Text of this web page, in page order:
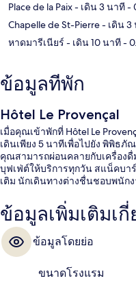
Place de la Paix- เดิน 3 นาที-
Chapelle de St-Pierre- เดิน 3
หาดมารีเนียร์ - เดิน 10 นาที-
ข้อมูลที่พัก
Hôtel Le Provençal
เมื่อคุณเข้าพักที่ Hôtel Le
เดินเพียง 5 นาทีเพื่อไปยัง พิพิธ
คุณสามารถผ่อนคลายกับเครื่อง
บุฟเฟ่ต์ให้บริการทุกวัน สแน็คบา
เติม นักเดินทางต่างชื่นชอบพนัก
ข้อมูลเพิ่มเติมเ
ข้อมูลโดยย่อ
ขนาดโรงแรม